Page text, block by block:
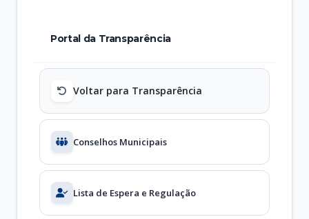
Portal da Transparência
Voltar para Transparência
Conselhos Municipais
Lista de Espera e Regulação